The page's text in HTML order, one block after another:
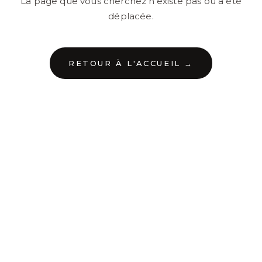
déplacée.
RETOUR À L'ACCUEIL →